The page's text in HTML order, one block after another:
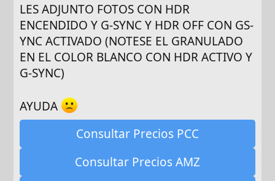
LES ADJUNTO FOTOS CON HDR
ENCENDIDO Y G-SYNC Y HDR OFF CON GS-
YNC ACTIVADO (NOTESE EL GRANULADO
EN EL COLOR BLANCO CON HDR ACTIVO Y
G-SYNC)
AYUDA
Consultar Precios PCC
Consultar Precios AMZ